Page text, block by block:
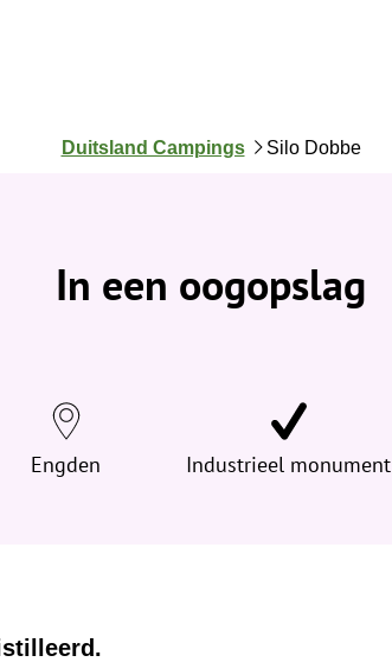
J
j
e
h
Duitsland Campings Silo Dobbe
In een oogopslag
Engden Industrieel monument